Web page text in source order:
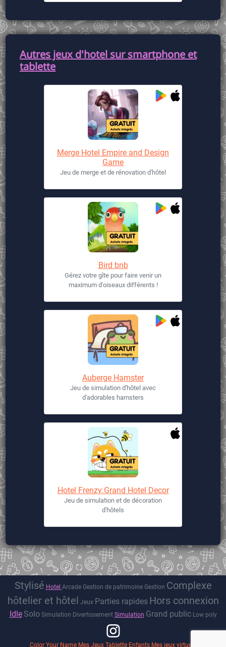
Autres jeux d'hotel sur smartphone et
tablette
Merge Hotel Empire and Design
Game
Jeu de merge et de rénovation d'hôtel
Bird bnb
Gérez votre gîte pour faire venir un
maximum d'oiseaux différents !
Auberge Hamster
Jeu de simulation d'hôtel avec
d'adorables hamsters
Hotel Frenzy:Grand Hotel Decor
Jeu de simulation et de décoration
d'hôtels
Stylisé Hotel Arcade Gestion de patrimoine Gestion Complexe
hôtelier et hôtel Jeux Parties rapides Hors connexion
Idle Solo Simulation Divertissement Simulation Grand public Low poly
Color Your Name Mes Jeux Tablette Enfants Mes jeux virtuels